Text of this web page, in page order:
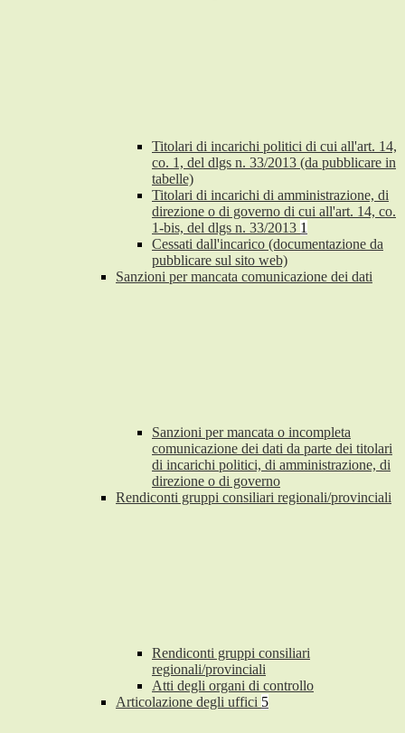
Titolari di incarichi politici di cui all'art. 14,
co. 1, del dlgs n. 33/2013 (da pubblicare in
tabelle)
Titolari di incarichi di amministrazione, di
direzione o di governo di cui all'art. 14, co.
1-bis, del dlgs n. 33/2013 1
Cessati dall'incarico (documentazione da
pubblicare sul sito web)
Sanzioni per mancata comunicazione dei dati
Sanzioni per mancata o incompleta
comunicazione dei dati da parte dei titolari
di incarichi politici, di amministrazione, di
direzione o di governo
Rendiconti gruppi consiliari regionali/provinciali
Rendiconti gruppi consiliari
regionali/provinciali
Atti degli organi di controllo
Articolazione degli uffici 5